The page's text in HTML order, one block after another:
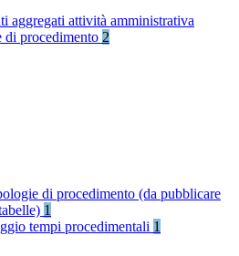
aggregati attività amministrativa
di procedimento 2
di procedimento (da pubblicare
1
tempi procedimentali 1